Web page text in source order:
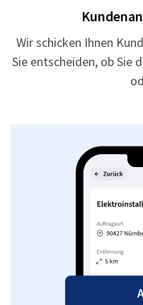
Wir schicken Ihnen
Sie entscheiden, ob Sie